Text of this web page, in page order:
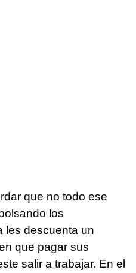
que no todo ese
los
les descuenta un
que pagar sus
salir a trabajar. En el